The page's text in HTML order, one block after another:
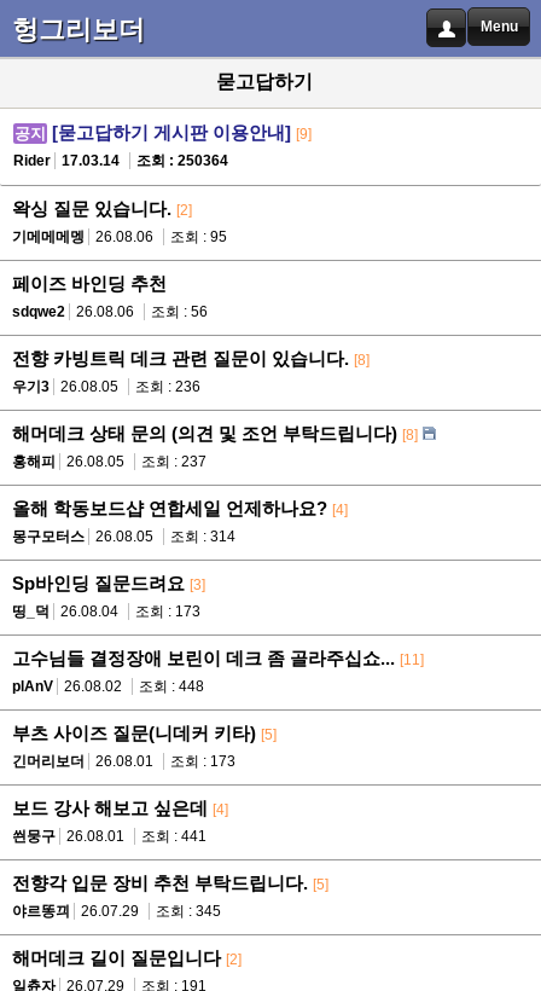
헝그리보더 Menu
묻고답하기
공지 [묻고답하기 게시판 이용안내] [9]
Rider
17.03.14 조회 : 250364
왁싱 질문 있습니다. [2]
기메메메멩
26.08.06 조회 : 95
페이즈 바인딩 추천
sdqwe2 26.08.06 조회 : 56
전향 카빙트릭 데크 관련 질문이 있습니다. [8]
우기3
26.08.05 조회 : 236
해머데크 상태 문의 (의견 및 조언 부탁드립니다) [8]
홍해피
26.08.05 조회 : 237
올해 학동보드샵 연합세일 언제하나요? [4]
몽구모터스
26.08.05 조회 : 314
Sp바인딩 질문드려요 [3]
띵_덕
26.08.04 조회 : 173
고수님들 결정장애 보린이 데크 좀 골라주십쇼... [11]
plAnV
26.08.02 조회 : 448
부츠 사이즈 질문(니데커 키타) [5]
긴머리보더
26.08.01 조회 : 173
보드 강사 해보고 싶은데 [4]
씐뭉구
26.08.01 조회 : 441
전향각 입문 장비 추천 부탁드립니다. [5]
야르똥끠
26.07.29 조회 : 345
해머데크 길이 질문입니다 [2]
일츈자
26.07.29 조회 : 191